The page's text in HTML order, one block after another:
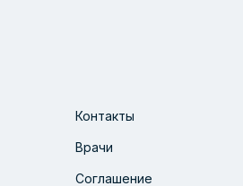
Контакты
Врачи
Соглашение